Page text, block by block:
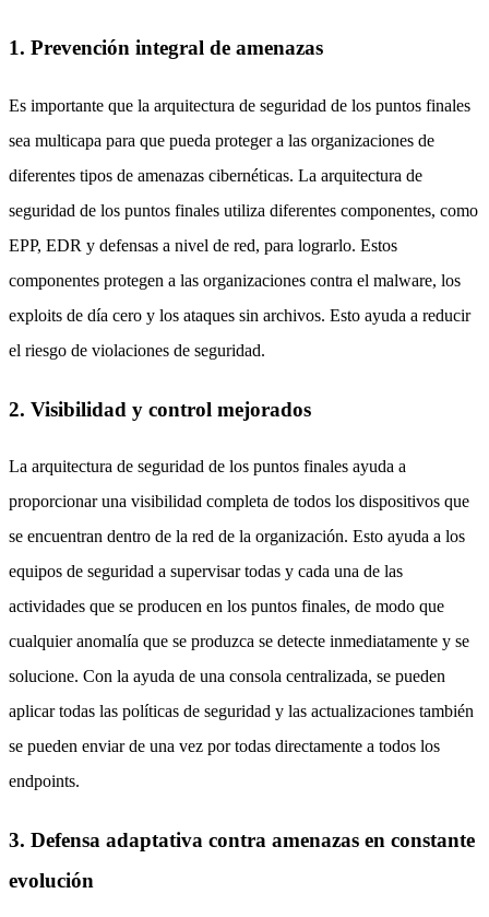
1. Prevención integral de amenazas
Es importante que la arquitectura de seguridad de los puntos finales
sea multicapa para que pueda proteger a las organizaciones de
diferentes tipos de amenazas cibernéticas. La arquitectura de
seguridad de los puntos finales utiliza diferentes componentes, como
EPP, EDR y defensas a nivel de red, para lograrlo. Estos
componentes protegen a las organizaciones contra el malware, los
exploits de día cero y los ataques sin archivos. Esto ayuda a reducir
el riesgo de violaciones de seguridad.
2. Visibilidad y control mejorados
La arquitectura de seguridad de los puntos finales ayuda a
proporcionar una visibilidad completa de todos los dispositivos que
se encuentran dentro de la red de la organización. Esto ayuda a los
equipos de seguridad a supervisar todas y cada una de las
actividades que se producen en los puntos finales, de modo que
cualquier anomalía que se produzca se detecte inmediatamente y se
solucione. Con la ayuda de una consola centralizada, se pueden
aplicar todas las políticas de seguridad y las actualizaciones también
se pueden enviar de una vez por todas directamente a todos los
endpoints.
3. Defensa adaptativa contra amenazas en constante
evolución